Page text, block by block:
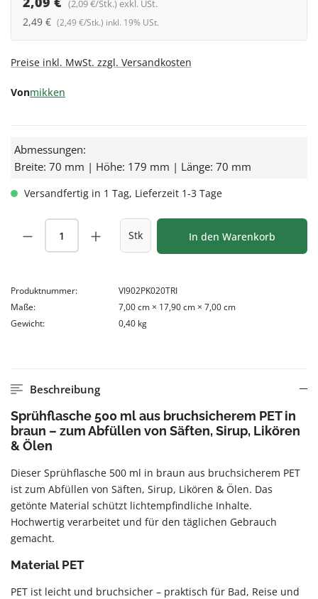
(2,09 €/Stk.) exkl. USt.
2,49 € (2,49 €/Stk.) inkl. 19% USt.
Preise inkl. MwSt. zzgl. Versandkosten
Vonmikken
Abmessungen:
Breite: 70 mm | Höhe: 179 mm | Länge: 70 mm
Versandfertig in 1 Tag, Lieferzeit 1-3 Tage
Produkt Anzahl: Gib den gewünschten
Stk In den Warenkorb
Produktnummer:
VI902PK020TRI
Maße:
7,00 cm × 17,90 cm × 7,00 cm
Gewicht:
0,40 kg
Beschreibung
Sprühflasche 500 ml aus bruchsicherem PET in
braun – zum Abfüllen von Säften, Sirup, Likören
& Ölen
Dieser Sprühflasche 500 ml in braun aus bruchsicherem PET
ist zum Abfüllen von Säften, Sirup, Likören & Ölen. Das
getönte Material schützt lichtempfindliche Inhalte.
Hochwertig verarbeitet und für den täglichen Gebrauch
gemacht.
Material PET
PET ist leicht und bruchsicher – praktisch für Bad, Reise und